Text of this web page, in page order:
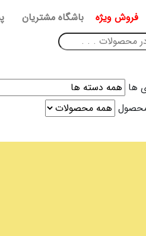
فروش ویژه باشگاه مشتریان
ها